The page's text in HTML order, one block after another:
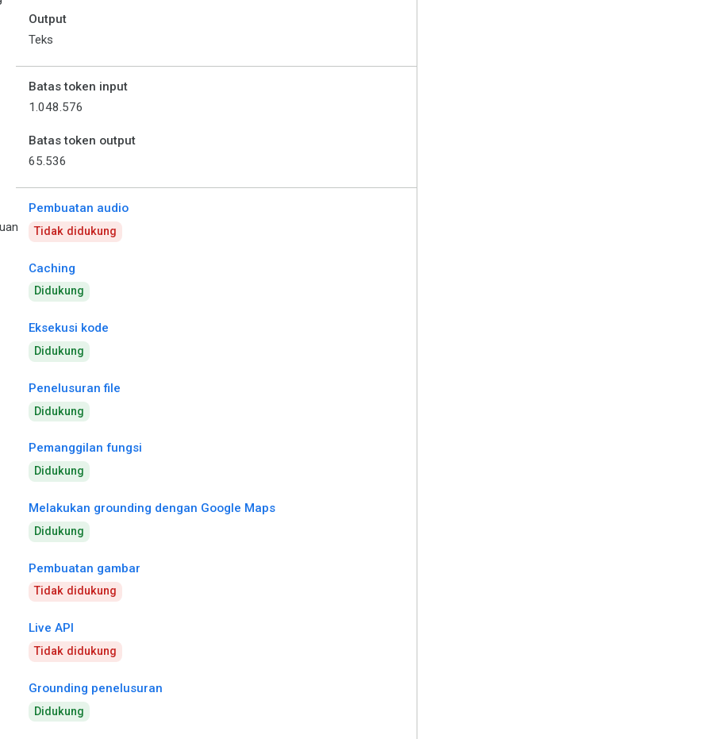
Output
Teks
Batas token input
1.048.576
Batas token output
65.536
Pembuatan audio
Tidak didukung
Caching
Didukung
Eksekusi kode
Didukung
Penelusuran file
Didukung
Pemanggilan fungsi
Didukung
Melakukan grounding dengan Google Maps
Didukung
Pembuatan gambar
Tidak didukung
Live API
Tidak didukung
Grounding penelusuran
Didukung